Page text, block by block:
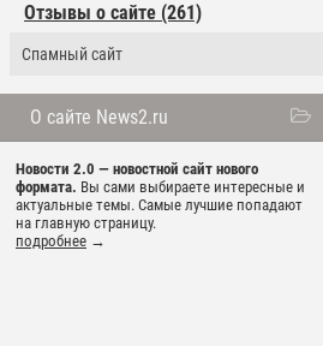
Отзывы о сайте (261)
Спамный сайт
О сайте News2.ru
Новости 2.0 — новостной сайт нового
формата. Вы сами выбираете интересные и
актуальные темы. Самые лучшие попадают
на главную страницу.
подробнее →